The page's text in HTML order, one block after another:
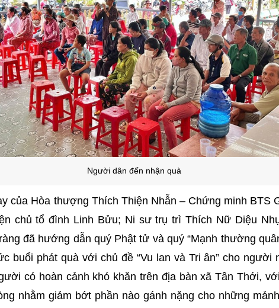
Người dân đến nhận quà
của Hòa thượng Thích Thiện Nhẫn – Chứng minh BTS
chủ tổ đình Linh Bửu; Ni sư trụ trì Thích Nữ Diệu
đã hướng dẫn quý Phật tử và quý “Mạnh thường
buổi phát quà với chủ đề “Vu lan và Tri ân” cho người
có hoàn cảnh khó khăn trên địa bàn xã Tân Thới,
nhằm giảm bớt phần nào gánh nặng cho những